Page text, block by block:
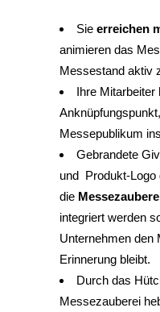
Sie erreichen
animieren das
Messestand aktiv
Ihre Mitarbeiter
Messepublikum
Gebrandete
und Produkt-Logo
die
integriert werden
Unternehmen den
Erinnerung bleibt.
Durch das
Messezauberei